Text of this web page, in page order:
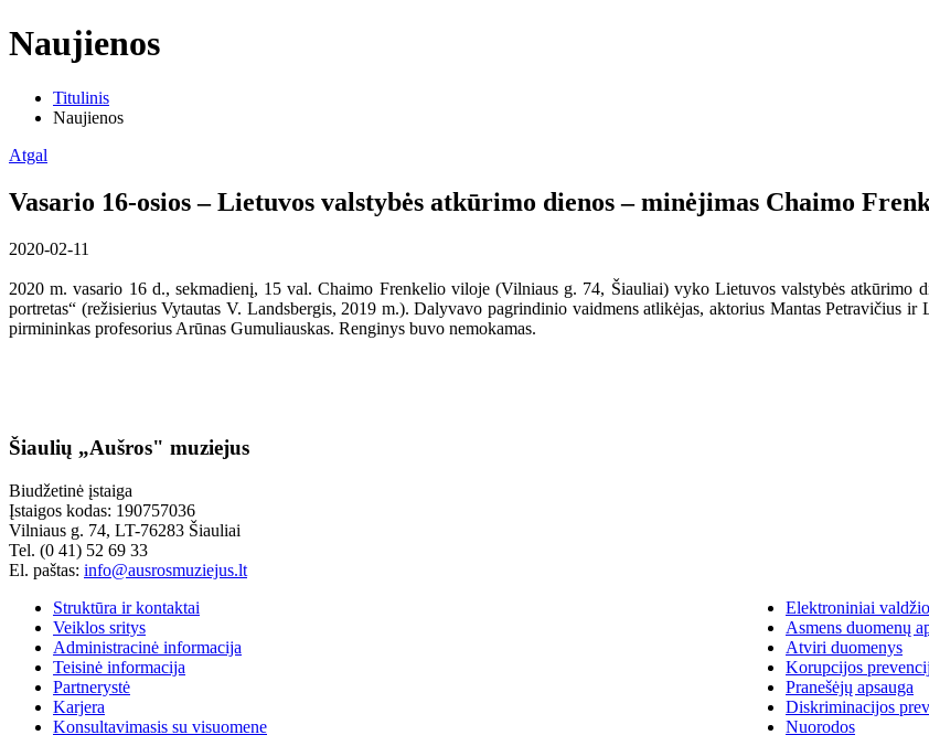
Naujienos
Titulinis
Naujienos
Atgal
Vasario 16-osios – Lietuvos valstybės atkūrimo dienos – minėjimas Chaimo
2020-02-11
2020 m. vasario 16 d., sekmadienį, 15 val. Chaimo Frenkelio viloje (Vilniaus g. 74, Šiauliai) vyko Lietuvos valstybės atkūrimo
portretas“ (režisierius Vytautas V. Landsbergis, 2019 m.). Dalyvavo pagrindinio vaidmens atlikėjas, aktorius Mantas Petravičius
pirmininkas profesorius Arūnas Gumuliauskas. Renginys buvo nemokamas.
Šiaulių „Aušros" muziejus
Biudžetinė įstaiga
Įstaigos kodas: 190757036
Vilniaus g. 74, LT-76283 Šiauliai
Tel. (0 41) 52 69 33
El. paštas: info@ausrosmuziejus.lt
Struktūra ir kontaktai
Veiklos sritys
Administracinė informacija
Teisinė informacija
Partnerystė
Karjera
Konsultavimasis su visuomene
Elektroniniai
Asmens duomenų
Atviri duomenys
Korupcijos
Pranešėjų apsauga
Diskriminacijos
Nuorodos